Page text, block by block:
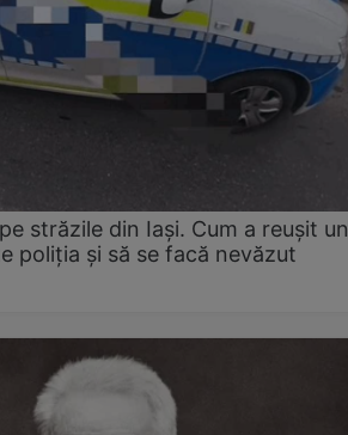
străzile din Iași. Cum a reușit un
poliția și să se facă nevăzut